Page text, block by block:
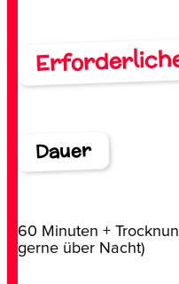
Dauer
60 Minuten +
gerne über Nacht)